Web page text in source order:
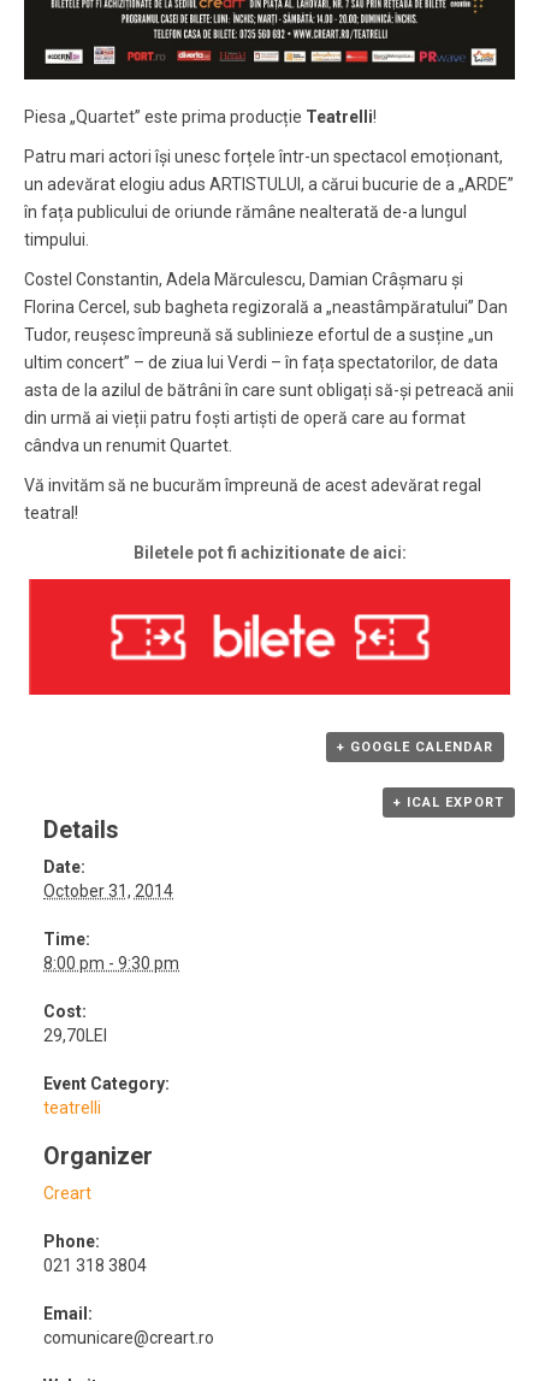
Piesa „Quartet” este prima producție Teatrelli!
Patru mari actori își unesc forțele într-un spectacol emoționant,
un adevărat elogiu adus ARTISTULUI, a cărui bucurie de a „ARDE”
în fața publicului de oriunde rămâne nealterată de-a lungul
timpului.
Costel Constantin, Adela Mărculescu, Damian Crâșmaru și
Florina Cercel, sub bagheta regizorală a „neastâmpăratului” Dan
Tudor, reușesc împreună să sublinieze efortul de a susține „un
ultim concert” – de ziua lui Verdi – în fața spectatorilor, de data
asta de la azilul de bătrâni în care sunt obligați să-și petreacă anii
din urmă ai vieții patru foști artiști de operă care au format
cândva un renumit Quartet.
Vă invităm să ne bucurăm împreună de acest adevărat regal
teatral!
Biletele pot fi achizitionate de aici:
+ GOOGLE CALENDAR
+ ICAL EXPORT
Details
Date:
October 31, 2014
Time:
8:00 pm - 9:30 pm
Cost:
29,70LEI
Event Category:
teatrelli
Organizer
Creart
Phone:
021 318 3804
Email:
comunicare@creart.ro